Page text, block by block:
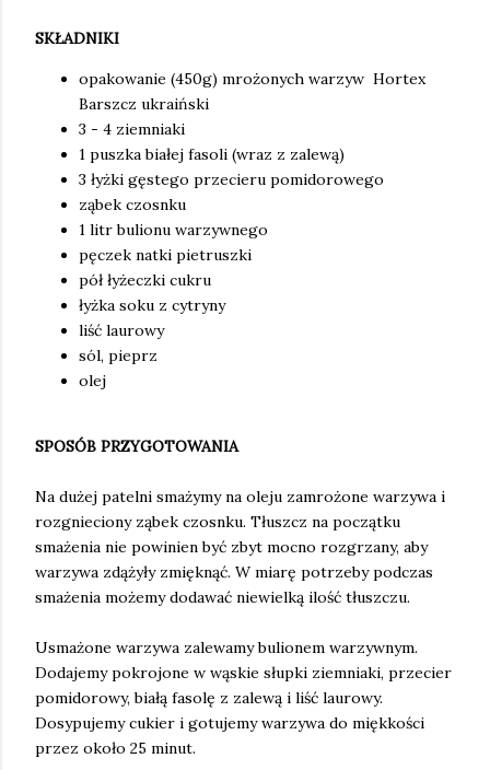
SKŁADNIKI
opakowanie (450g) mrożonych warzyw Hortex
Barszcz ukraiński
3 - 4 ziemniaki
1 puszka białej fasoli (wraz z zalewą)
3 łyżki gęstego przecieru pomidorowego
ząbek czosnku
1 litr bulionu warzywnego
pęczek natki pietruszki
pół łyżeczki cukru
łyżka soku z cytryny
liść laurowy
sól, pieprz
olej
SPOSÓB PRZYGOTOWANIA
Na dużej patelni smażymy na oleju zamrożone warzywa i
rozgnieciony ząbek czosnku. Tłuszcz na początku
smażenia nie powinien być zbyt mocno rozgrzany, aby
warzywa zdążyły zmięknąć. W miarę potrzeby podczas
smażenia możemy dodawać niewielką ilość tłuszczu.
Usmażone warzywa zalewamy bulionem warzywnym.
Dodajemy pokrojone w wąskie słupki ziemniaki, przecier
pomidorowy, białą fasolę z zalewą i liść laurowy.
Dosypujemy cukier i gotujemy warzywa do miękkości
przez około 25 minut.